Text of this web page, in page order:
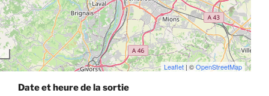
Leaflet | ©OpenStreetMap
Date et heure de la sortie